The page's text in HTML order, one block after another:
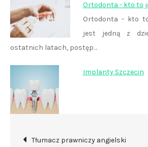
Ortodonta - kto to
Ortodonta - kto
jest jedną z
ostatnich latach, postęp…
Implanty Szczecin
Nawigacja
Tłumacz prawniczy angielski